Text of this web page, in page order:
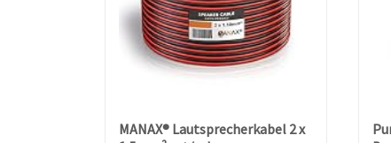
MANAX® Lautsprecherkabel 2 x